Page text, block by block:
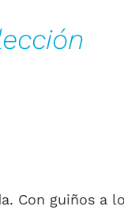
Con guiños a